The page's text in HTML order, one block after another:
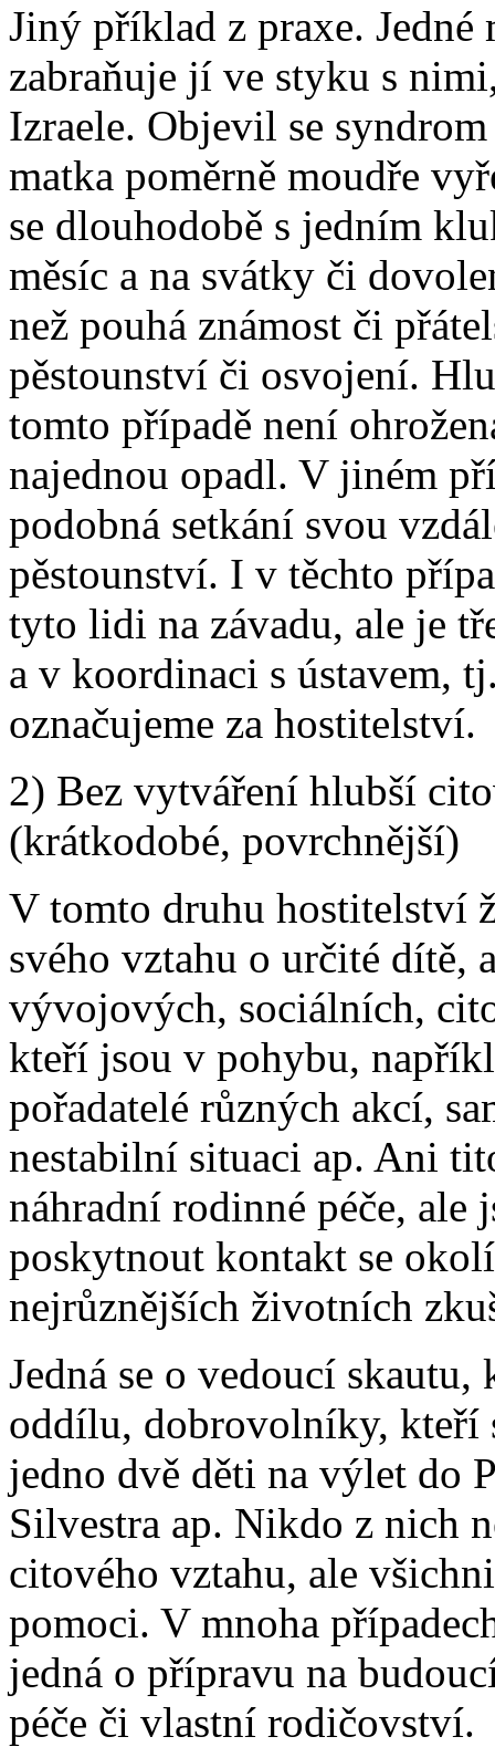
Jiný příklad z praxe. Jedné
zabraňuje jí ve styku s
Izraele. Objevil se
matka poměrně moudře
se dlouhodobě s jedním
měsíc a na svátky či
než pouhá známost či
pěstounství či osvojení.
tomto případě není
najednou opadl. V jiném
podobná setkání svou
pěstounství. I v těchto
tyto lidi na závadu, ale je
a v koordinaci s ústavem,
označujeme za hostitelství.
2) Bez vytváření hlubší
(krátkodobé, povrchnější)
V tomto druhu hostitelství
svého vztahu o určité dítě,
vývojových, sociálních,
kteří jsou v pohybu,
pořadatelé různých akcí,
nestabilní situaci ap. Ani
náhradní rodinné péče, ale
poskytnout kontakt se
nejrůznějších životních
Jedná se o vedoucí
oddílu, dobrovolníky, kteří
jedno dvě děti na výlet do
Silvestra ap. Nikdo z nich
citového vztahu, ale
pomoci. V mnoha
jedná o přípravu na
péče či vlastní rodičovství.